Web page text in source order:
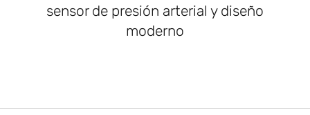
sensor de presión arterial y diseño
moderno